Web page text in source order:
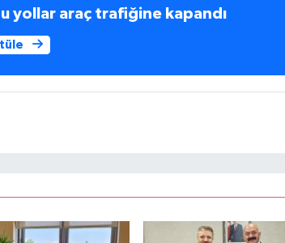
yollar araç trafiğine kapandı